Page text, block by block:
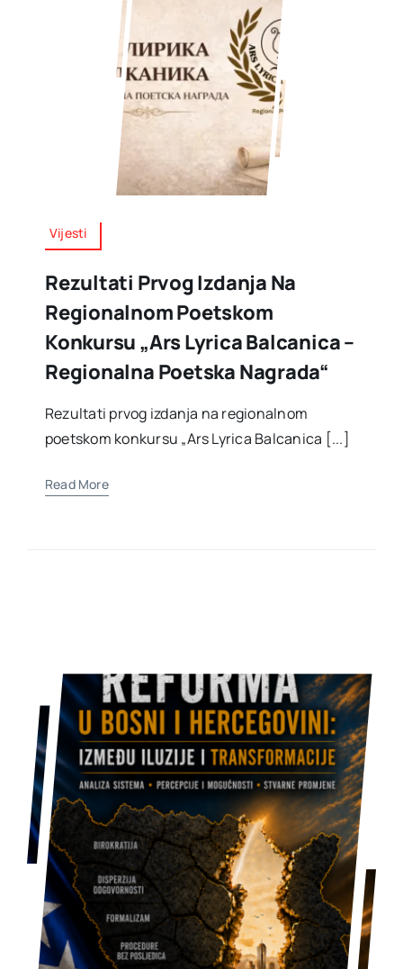
Vijesti
Rezultati Prvog Izdanja Na
Regionalnom Poetskom
Konkursu „Ars Lyrica Balcanica –
Regionalna Poetska Nagrada“
Rezultati prvog izdanja na regionalnom
poetskom konkursu „Ars Lyrica Balcanica [...]
Read More